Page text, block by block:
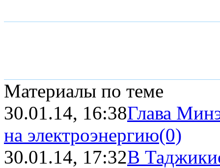
Материалы по теме
30.01.14, 16:38Глава
на электроэнергию(0)
30.01.14, 17:32В